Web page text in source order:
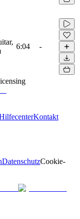
6:04 -
Kontakt
DatenschutzCookie-